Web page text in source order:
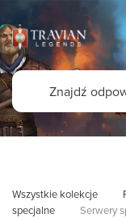
Wszystkie kolekcje
specjalne
Serwery